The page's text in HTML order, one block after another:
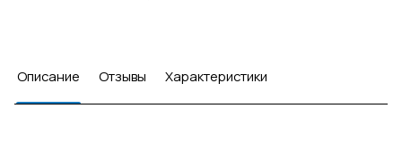
Описание Отзывы Характеристики